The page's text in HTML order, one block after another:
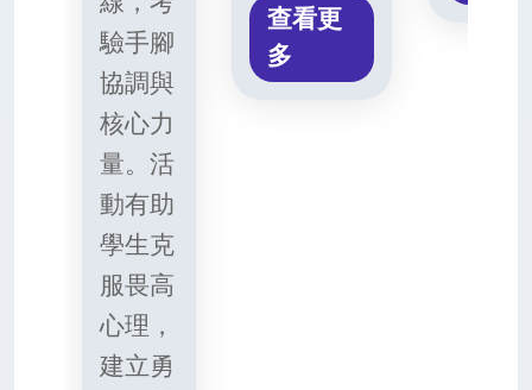
驗手腳
協調與
核心力
量。活
動有助
學生克
服畏高
心理，
建立勇
查看更
多